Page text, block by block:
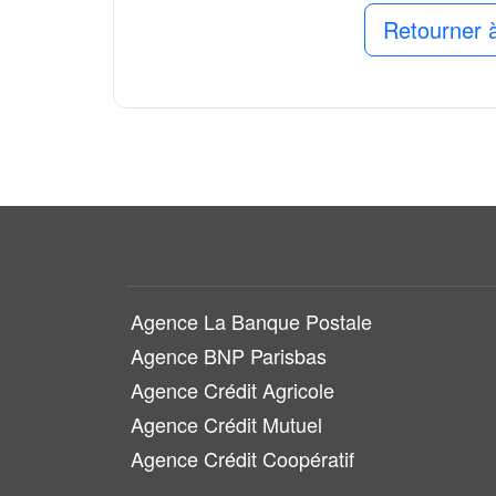
Retourner
Agence La Banque Postale
Agence BNP Parisbas
Agence Crédit Agricole
Agence Crédit Mutuel
Agence Crédit Coopératif